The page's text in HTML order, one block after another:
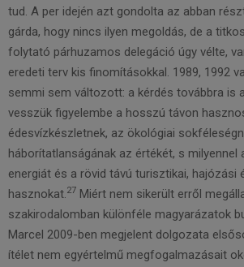
tud. A per idején azt gondolta az abban
gárda, hogy nincs ilyen megoldás, de a
folytató párhuzamos delegáció úgy vélte,
eredeti terv kis finomításokkal. 1989, 1992
semmi sem változott: a kérdés továbbra is
vesszük figyelembe a hosszú távon
édesvízkészletnek, az ökológiai
háborítatlanságának az értékét, s milyennel
energiát és a rövid távú turisztikai, hajózási
hasznokat.27 Miért nem sikerült erről
szakirodalomban különféle magyarázatok
Marcel 2009-ben megjelent dolgozata
ítélet nem egyértelmű megfogalmazásait